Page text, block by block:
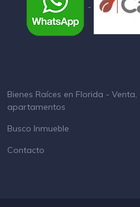
-
Bienes Raíces en Florida -
apartamentos
Busco Inmueble
Contacto